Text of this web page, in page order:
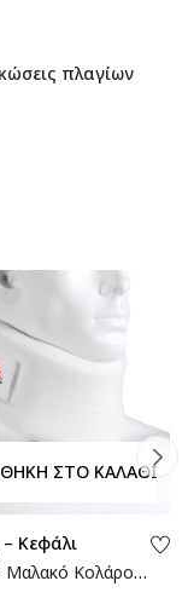
πλαγίων
ΣΤΟ ΚΑΛΆΘΙ
Κεφάλι
Μαλακό Κολάρο |